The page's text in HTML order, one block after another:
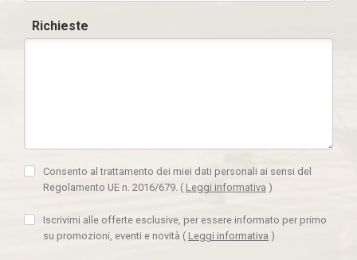
Richieste
Consento al trattamento dei miei dati personali ai sensi del
Regolamento UE n. 2016/679. ( Leggi informativa )
Iscrivimi alle offerte esclusive, per essere informato per primo
su promozioni, eventi e novità ( Leggi informativa )